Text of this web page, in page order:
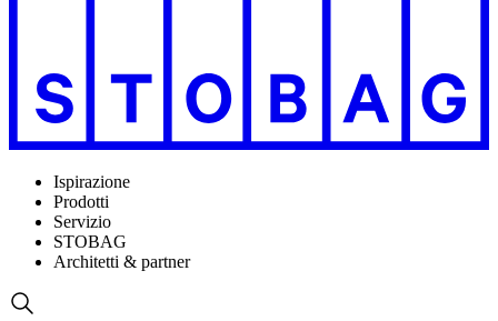
Ispirazione
Prodotti
Servizio
STOBAG
Architetti & partner